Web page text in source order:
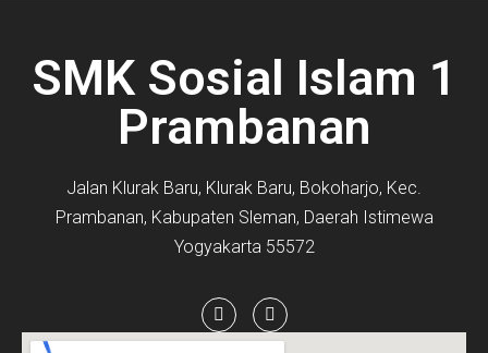
SMK Sosial Islam 1
Prambanan
Jalan Klurak Baru, Klurak Baru, Bokoharjo, Kec.
Prambanan, Kabupaten Sleman, Daerah Istimewa
Yogyakarta 55572